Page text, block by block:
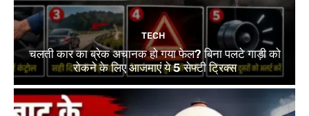
TECH
चलती कार का ब्रेक अचानक हो गया फेल? बिना पलटे गाड़ी को
रोकने के लिए आजमाएं ये 5 सेफ्टी ट्रिक्स